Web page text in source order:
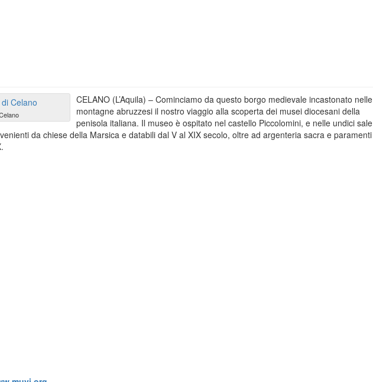
CELANO (L’Aquila) – Cominciamo da questo borgo medievale incastonato nelle
montagne abruzzesi il nostro viaggio alla scoperta dei musei diocesani della
penisola italiana. Il museo è ospitato nel castello Piccolomini, e nelle undici sale
da chiese della Marsica e databili dal V al XIX secolo, oltre ad argenteria sacra e paramenti